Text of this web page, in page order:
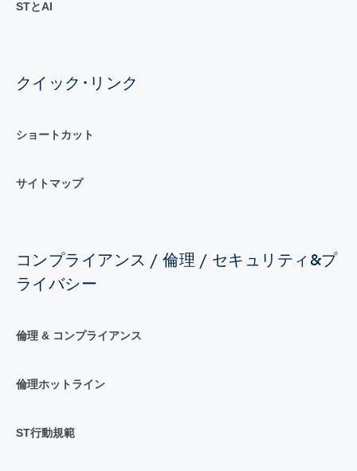
STとAI
クイック･リンク
ショートカット
サイトマップ
コンプライアンス / 倫理 / セキュリティ&プ
ライバシー
倫理 & コンプライアンス
倫理ホットライン
ST行動規範